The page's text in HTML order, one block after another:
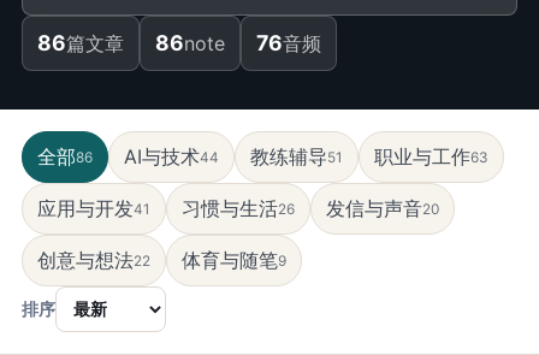
86篇文章 86note 76音频
全部86 AI与技术44 教练辅导51 职业与工作63
应用与开发41 习惯与生活26 发信与声音20
创意与想法22 体育与随笔9
排序